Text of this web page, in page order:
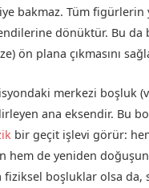
bakmaz. Tüm figürlerin
dönüktür. Bu da
ön plana çıkmasını
merkezi boşluk
ana eksendir. Bu
bir geçit işlevi görür:
hem de yeniden doğuşun
fiziksel boşluklar olsa da,